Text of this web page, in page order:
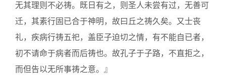
无其理则不必祷。既日有之，则圣人未尝有过，无善可
迁，其素行固已合于神明，故曰丘之祷久矣。又士丧
礼，疾病行祷五祀，盖臣子迫切之情，有不能自已者，
初不请命于病者而后祷也。故孔子于子路，不直拒之，
而但告以无所事祷之意。』